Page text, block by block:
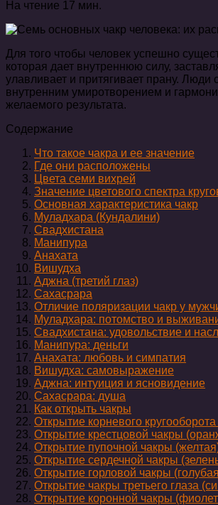
На чтение 17 мин.
Для того чтобы человек успешно
которая дает внутреннюю силу,
улавливает и притягивает прану.
внутренним умиротворением и
желаемого результата.
Содержание
Что такое чакра и ее значение
Где они расположены
Цвета семи вихрей
Значение цветового спектра
Основная характеристика чакр
Муладхара (Кундалини)
Свадхистана
Манипура
Анахата
Вишудха
Аджна (третий глаз)
Сахасрара
Отличие поляризации чакр у
Муладхара: потомство и
Свадхистана: удовольствие и
Манипура: деньги
Анахата: любовь и симпатия
Вишудха: самовыражение
Аджна: интуиция и ясновидение
Сахасрара: душа
Как открыть чакры
Открытие корневого
Открытие крестцовой чакры
Открытие пупочной чакры
Открытие сердечной чакры
Открытие горловой чакры
Открытие чакры третьего глаза
Открытие коронной чакры